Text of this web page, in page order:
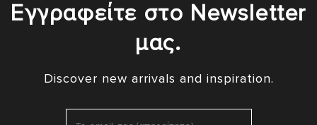
Εγγραφείτε στο Newsletter
μας.
Discover new arrivals and inspiration.